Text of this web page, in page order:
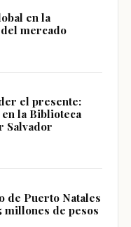
en la
mercado
el presente:
la Biblioteca
Salvador
de Puerto Natales
millones de pesos